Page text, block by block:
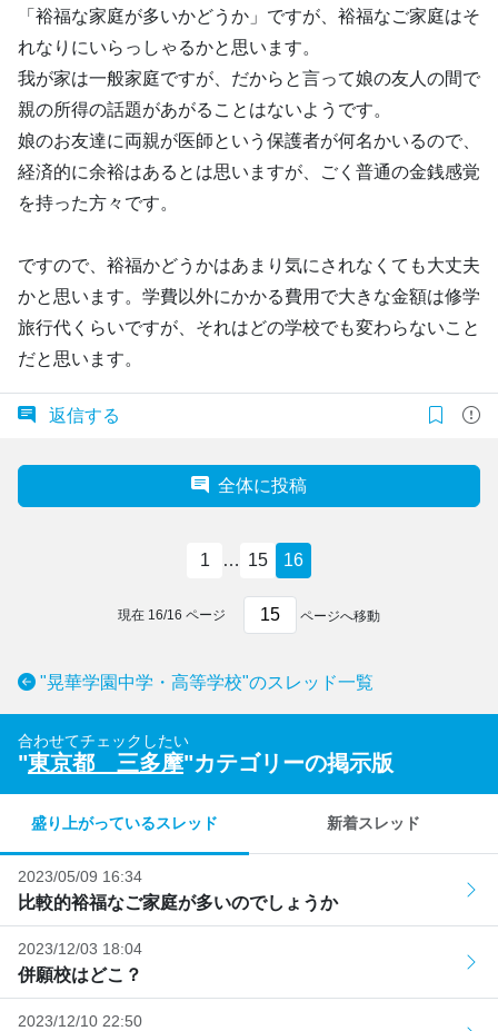
「裕福な家庭が多いかどうか」ですが、裕福なご家庭はそ
れなりにいらっしゃるかと思います。
我が家は一般家庭ですが、だからと言って娘の友人の間で
親の所得の話題があがることはないようです。
娘のお友達に両親が医師という保護者が何名かいるので、
経済的に余裕はあるとは思いますが、ごく普通の金銭感覚
を持った方々です。
ですので、裕福かどうかはあまり気にされなくても大丈夫
かと思います。学費以外にかかる費用で大きな金額は修学
旅行代くらいですが、それはどの学校でも変わらないこと
だと思います。
返信する
全体に投稿
1 … 15 16
現在 16/16 ページ ページへ移動
"晃華学園中学・高等学校"のスレッド一覧
合わせてチェックしたい
"東京都 三多摩"カテゴリーの掲示版
盛り上がっているスレッド 新着スレッド
2023/05/09 16:34
比較的裕福なご家庭が多いのでしょうか
2023/12/03 18:04
併願校はどこ？
2023/12/10 22:50